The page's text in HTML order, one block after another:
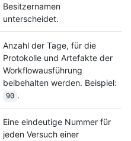
Besitzernamen
unterscheidet.
Anzahl der Tage, für die
Protokolle und Artefakte der
Workflowausführung
beibehalten werden. Beispiel:
90 .
Eine eindeutige Nummer für
jeden Versuch einer